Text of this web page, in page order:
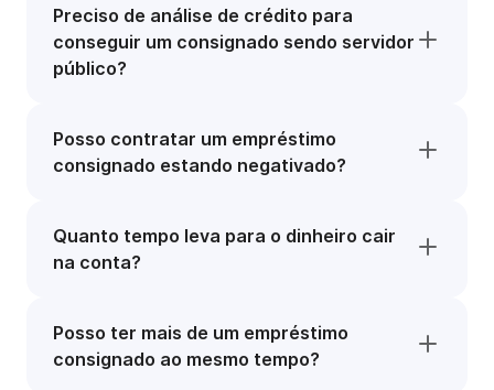
Preciso de análise de crédito para
conseguir um consignado sendo servidor
público?
Posso contratar um empréstimo
consignado estando negativado?
Quanto tempo leva para o dinheiro cair
na conta?
Posso ter mais de um empréstimo
consignado ao mesmo tempo?